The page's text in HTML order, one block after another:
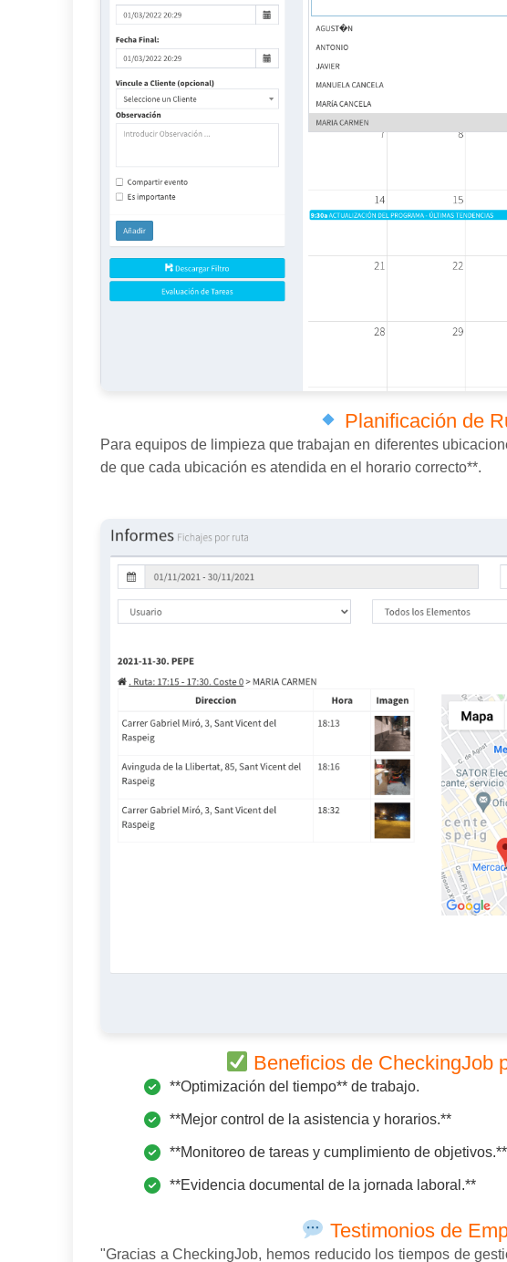
Planificación de
Para equipos de limpieza que trabajan en diferentes
de que cada ubicación es atendida en el horario correcto**.
Beneficios de CheckingJob
**Optimización del tiempo** de trabajo.
**Mejor control de la asistencia y horarios.**
**Monitoreo de tareas y cumplimiento de objetivos.**
**Evidencia documental de la jornada laboral.**
Testimonios de
"Gracias a CheckingJob, hemos reducido los tiempos de